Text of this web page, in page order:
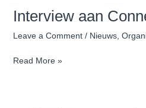
Interview aan
Leave a Comment / Nieuws,
Interview
ConnectHer
Read More »